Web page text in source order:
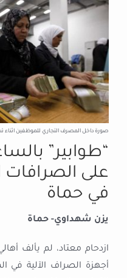
صورة داخل المصرف التجاري للموظفين اثناء
“طوابير”
على الصرافات
في حماة
يزن شهداوي- حماة
ازدحام معتاد، لم يألف
أجهزة الصراف الآلية في